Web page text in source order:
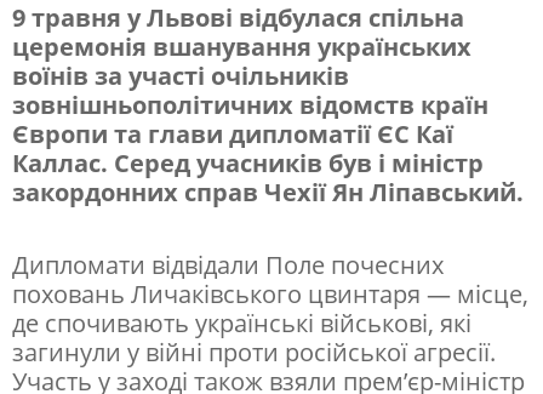
Г
л
а
в
а
З
С
Ч
9 травня у Львові відбулася спільна
церемонія вшанування українських
воїнів за участі очільників
зовнішньополітичних відомств країн
Європи та глави дипломатії ЄС Каї
Каллас. Серед учасників був і міністр
закордонних справ Чехії Ян Ліпавський.
Дипломати відвідали Поле почесних
поховань Личаківського цвинтаря — місце,
де спочивають українські військові, які
загинули у війні проти російської агресії.
Участь у заході також взяли прем’єр-міністр